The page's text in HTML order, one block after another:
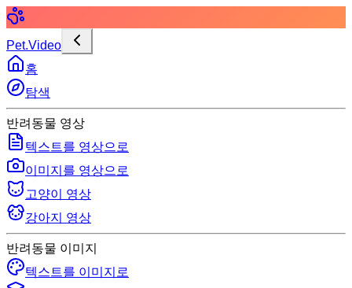
Pet.Video
홈
탐색
반려동물 영상
텍스트를 영상으로
이미지를 영상으로
고양이 영상
강아지 영상
반려동물 이미지
텍스트를 이미지로